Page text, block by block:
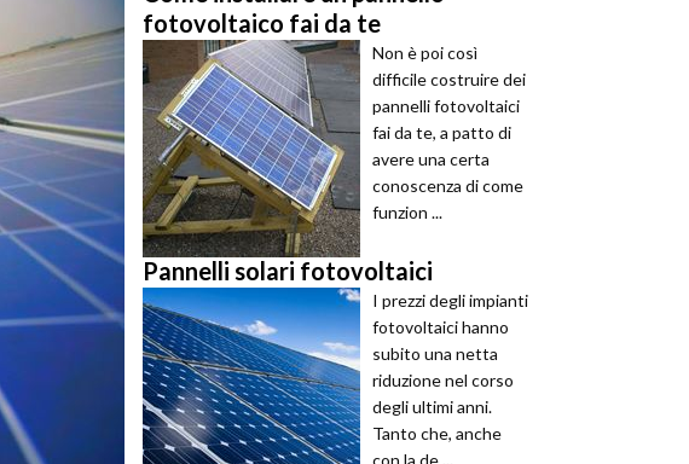
fotovoltaico fai da te
Non è poi così
difficile costruire dei
pannelli fotovoltaici
fai da te, a patto di
avere una certa
conoscenza di come
funzion ...
Pannelli solari fotovoltaici
I prezzi degli impianti
fotovoltaici hanno
subito una netta
riduzione nel corso
degli ultimi anni.
Tanto che, anche
con la de ...